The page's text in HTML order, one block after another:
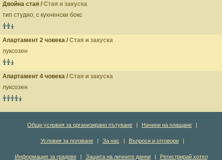
Двойна стая / Стая и закуска
тип студио, с кухненски бокс
Апартамент 2 човека / Стая и закуска
луксозен
Апартамент 4 човека / Стая и закуска
луксозен
Общи условия за организирано пътуване Начини на плащане
Условия за ползване За нас Въпроси и отговори
Информация за градове Защита на личните данни Регистрирай хотел